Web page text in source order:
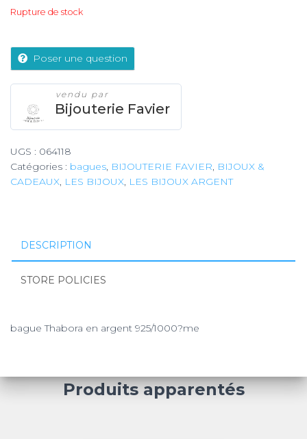
Rupture de stock
Poser une question
vendu par
Bijouterie Favier
UGS : 064118
Catégories : bagues, BIJOUTERIE FAVIER, BIJOUX &
CADEAUX, LES BIJOUX, LES BIJOUX ARGENT
DESCRIPTION
STORE POLICIES
bague Thabora en argent 925/1000?me
Produits apparentés